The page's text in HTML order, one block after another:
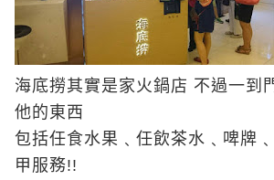
海底撈其實是家火鍋店 不過一到
他的東西
包括任食水果﹑任飲茶水﹑啤牌
甲服務!!